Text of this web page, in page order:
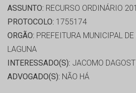
ASSUNTO: RECURSO ORDINÁRIO
PROTOCOLO: 1755174
ORGÃO: PREFEITURA MUNICIPAL
LAGUNA
INTERESSADO(S): JACOMO
ADVOGADO(S): NÃO HÁ